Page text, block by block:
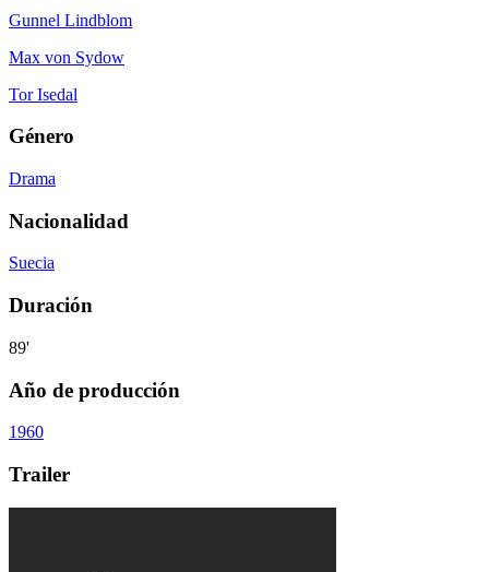
Gunnel Lindblom
Max von Sydow
Tor Isedal
Género
Drama
Nacionalidad
Suecia
Duración
89'
Año de producción
1960
Trailer